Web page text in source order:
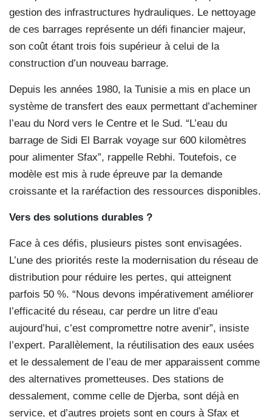
gestion des infrastructures hydrauliques. Le nettoyage
de ces barrages représente un défi financier majeur,
son coût étant trois fois supérieur à celui de la
construction d’un nouveau barrage.
Depuis les années 1980, la Tunisie a mis en place un
système de transfert des eaux permettant d’acheminer
l’eau du Nord vers le Centre et le Sud. “L’eau du
barrage de Sidi El Barrak voyage sur 600 kilomètres
pour alimenter Sfax”, rappelle Rebhi. Toutefois, ce
modèle est mis à rude épreuve par la demande
croissante et la raréfaction des ressources disponibles.
Vers des solutions durables ?
Face à ces défis, plusieurs pistes sont envisagées.
L’une des priorités reste la modernisation du réseau de
distribution pour réduire les pertes, qui atteignent
parfois 50 %. “Nous devons impérativement améliorer
l’efficacité du réseau, car perdre un litre d’eau
aujourd’hui, c’est compromettre notre avenir”, insiste
l’expert. Parallèlement, la réutilisation des eaux usées
et le dessalement de l’eau de mer apparaissent comme
des alternatives prometteuses. Des stations de
dessalement, comme celle de Djerba, sont déjà en
service, et d’autres projets sont en cours à Sfax et